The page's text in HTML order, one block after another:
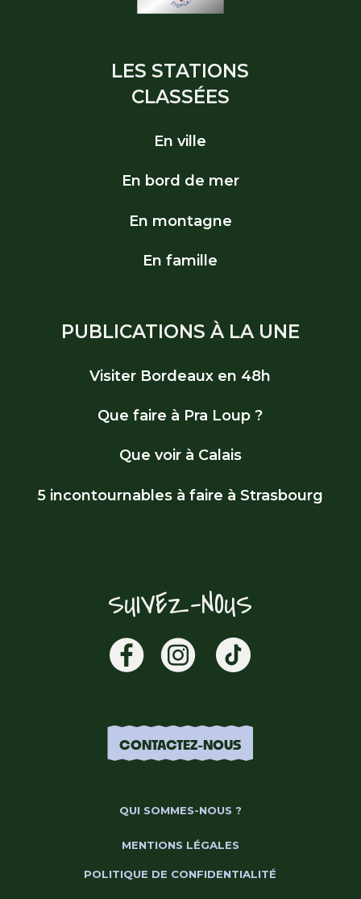
LES STATIONS
CLASSÉES
En ville
En bord de mer
En montagne
En famille
PUBLICATIONS À LA UNE
Visiter Bordeaux en 48h
Que faire à Pra Loup ?
Que voir à Calais
5 incontournables à faire à Strasbourg
SUIVEZ-NOUS
CONTACTEZ-NOUS
QUI SOMMES-NOUS ?
MENTIONS LÉGALES
POLITIQUE DE CONFIDENTIALITÉ